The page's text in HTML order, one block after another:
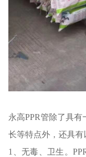
永高PPR管除了具
长等特点外，还具有
1、无毒、卫生。